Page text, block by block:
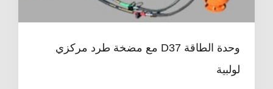
وحدة الطاقة D37 مع مضخة طرد مركزي
لولبية